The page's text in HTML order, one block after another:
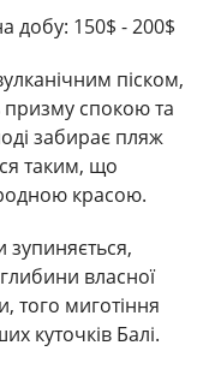
добу: 150$ - 200$
піском,
призму спокою та
забирає пляж
таким, що
красою.
зупиняється,
власної
того миготіння
куточків Балі.